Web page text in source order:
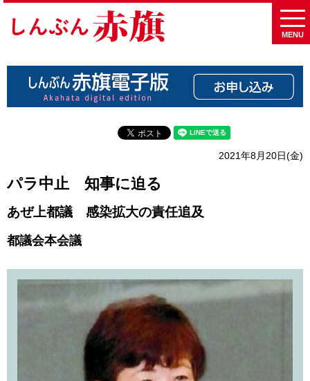
MENU
2021年8月20日(金)
パラ中止 知事に迫る
あぜ上都議 感染拡大の責任追及
都議会本会議